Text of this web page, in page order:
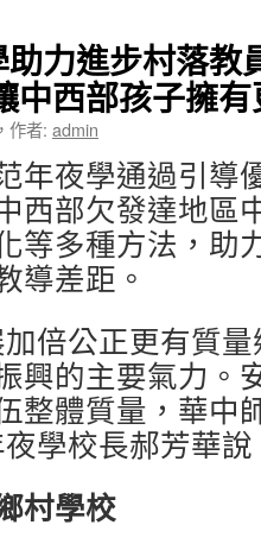
力進步村落教
中西部孩子擁
， 作者: admin
年夜學通過引導
西部欠發達地區
等多種方法，助
導差距。
倍公正更有質
興的主要氣力。
整體質量，華中
學校長郝芳華說
村學校